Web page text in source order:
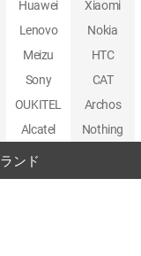
Huawei Xiaomi
Lenovo Nokia
Meizu HTC
Sony CAT
OUKITEL Archos
Alcatel Nothing
ンド